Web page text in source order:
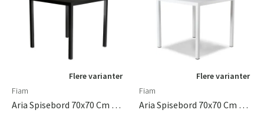
Flere varianter
Fiam
Aria Spisebord 70x70 Cm Black Aluminium
Flere varianter
Fiam
Aria Spisebord 70x70 Cm White Aluminium